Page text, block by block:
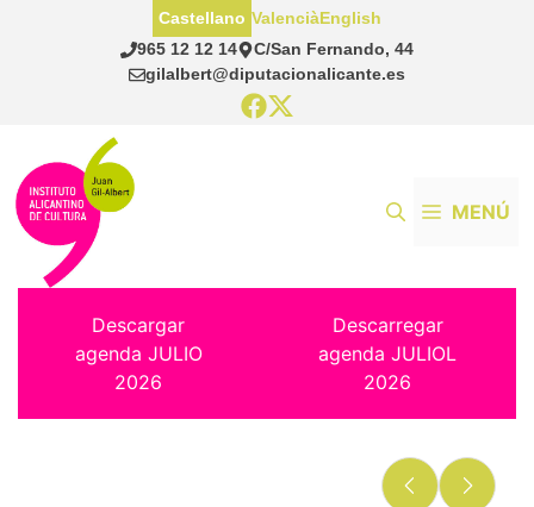
965 12 12 14
C/San Fernando, 44
gilalbert@diputacionalicante.es
Castellano ValenciàEnglish
MENÚ
Descargar
agenda JULIO
2026
Descarregar
agenda JULIOL
2026